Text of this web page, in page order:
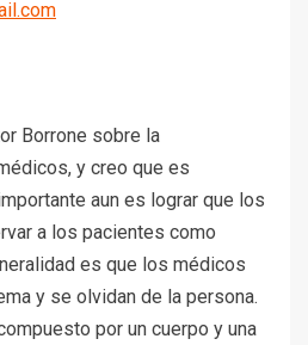
Borrone sobre la
y creo que es
aun es lograr que los
a los pacientes como
es que los médicos
y se olvidan de la persona.
por un cuerpo y una